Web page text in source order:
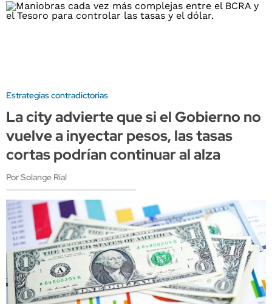
Estrategias contradictorias
La city advierte que si el Gobierno no
vuelve a inyectar pesos, las tasas
cortas podrían continuar al alza
Por Solange Rial